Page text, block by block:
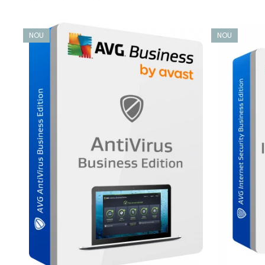
ajută la prevenirea furtului sau dezvăluirii de date sensibile.
Protecție împotriva criptării ransomware
Protecția noastră împotriva ransomware vă ajută să
comportamentală monitorizează Dispozitive pentru a
Împreună cu File System Protection și Web
ransomware.
Țineți-vă datele departe de infractorii cibernetici
Firewall-ul nostru endpoint și protecția accesului la
atacurilor de forță brută din partea hackerilor,
angajaților dvs. și internet, contribuind la protejarea
Păstrați-vă parolele mai sigure
Protejați de furt parolele angajaților dvs. stocate în
Securitate și confidențialitate online
NOU NOU